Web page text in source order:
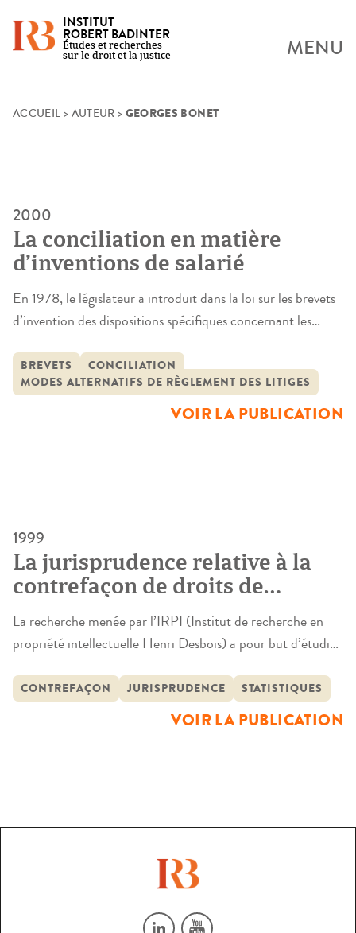
Skip
INSTITUT
ROBERT BADINTER
Études et recherches
sur le droit et la justice
MENU
ACCUEIL > AUTEUR > GEORGES BONET
2000
La conciliation en matière
d’inventions de salarié
En 1978, le législateur a introduit dans la loi sur les brevets
d’invention des dispositions spécifiques concernant les
propriété des inventions, des modalités selon lesquelles
employeurs et salariés sont appelés à exercer leurs droits et
du règlement des contentieux. A cet égard, une
BREVETS
CONCILIATION
MODES ALTERNATIFS DE RÈGLEMENT DES LITIGES
VOIR LA PUBLICATION
1999
La jurisprudence relative à la
contrefaçon de droits de
propriété intellectuelle
La recherche menée par l’IRPI (Institut de recherche en
propriété intellectuelle Henri Desbois) a pour but d’étudier
propriété intellectuelle afin de fournir une analyse
statistique de l’activité judiciaire dans ce domaine,
s’agissant plus particulièrement de la durée des procédures
CONTREFAÇON JURISPRUDENCE STATISTIQUES
VOIR LA PUBLICATION